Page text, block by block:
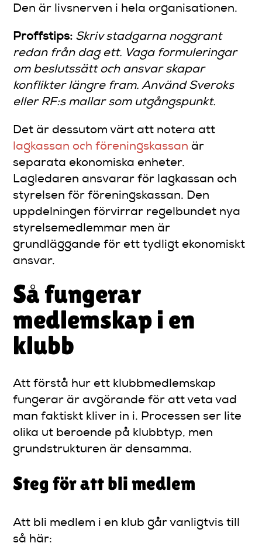
Den är livsnerven i hela organisationen.
Proffstips: Skriv stadgarna noggrant
redan från dag ett. Vaga formuleringar
om beslutssätt och ansvar skapar
konflikter längre fram. Använd Sveroks
eller RF:s mallar som utgångspunkt.
Det är dessutom värt att notera att
lagkassan och föreningskassan är
separata ekonomiska enheter.
Lagledaren ansvarar för lagkassan och
styrelsen för föreningskassan. Den
uppdelningen förvirrar regelbundet nya
styrelsemedlemmar men är
grundläggande för ett tydligt ekonomiskt
ansvar.
Så fungerar
medlemskap i en
klubb
Att förstå hur ett klubbmedlemskap
fungerar är avgörande för att veta vad
man faktiskt kliver in i. Processen ser lite
olika ut beroende på klubbtyp, men
grundstrukturen är densamma.
Steg för att bli medlem
Att bli medlem i en klub går vanligtvis till
så här: